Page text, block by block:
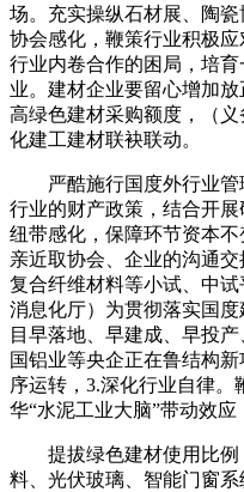
场。充实操纵石材展、陶
协会感化，鞭策行业积极应
行业内卷合作的困局，培
业。建材企业要留心增加
高绿色建材采购额度，（
化建工建材联袂联动。
严酷施行国度外行业管
行业的财产政策，结合开
纽带感化，保障环节资本
亲近取协会、企业的沟通交
复合纤维材料等小试、中
消息化厅）为贯彻落实国
目早落地、早建成、早投
国铝业等央企正在鲁结构
序运转，3.深化行业自律
华“水泥工业大脑”带动效应
提拔绿色建材使用比例
料、光伏玻璃、智能门窗